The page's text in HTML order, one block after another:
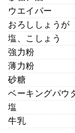
ウエイパー
おろししょうが
塩、こしょう
強力粉
薄力粉
砂糖
ベーキングパウ
塩
牛乳